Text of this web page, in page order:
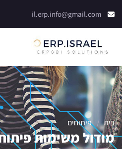
il.erp.info@gmail.com
בית / פיתוחים
מודול משימות